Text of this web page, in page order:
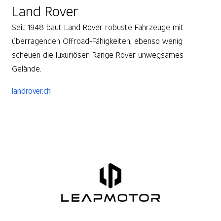
Land Rover
Seit 1948 baut Land Rover robuste Fahrzeuge mit
überragenden Offroad-Fähigkeiten, ebenso wenig
scheuen die luxuriösen Range Rover unwegsames
Gelände.
landrover.ch